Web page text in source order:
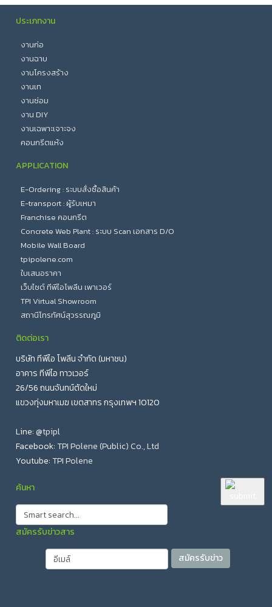
ประเภทงาน
งานก่อ
งานฉาบ
งานโครงสร้าง
งานเท
งานซ่อม
งาน DIY
งานเฉพาะเจาะจง
คอนกรีตแห้ง
APPLICATION
E-Ordering : ระบบสั่งซื้อสินค้า
E-transport : ผู้รับเหมา
Franchise คอนกรีต
Concrete Web Plant : ระบบ Scan เอกสาร D/O
Mobile Wall Board
tpipolene.com
ใบเสนอราคา
เว็บไซต์ ทีพีไอโพลีน เพาเวอร์
TPI Virtual Showroom
สถานีโทรทัศน์สุวรรณภูมิ
ติดต่อเรา
บริษัท ทีพีไอ โพลีน จำกัด (มหาชน)
อาคาร ทีพีไอ ทาวเวอร์
26/56 ถนนจันทน์ตัดใหม่
แขวงทุ่งมหาเมฆ เขตสาทร กรุงเทพฯ 10120
Line:@tpipl
Facebook:TPI Polene (Public) Co., Ltd
Youtube:TPI Polene
ค้นหา
สมัครรับข่าวสาร